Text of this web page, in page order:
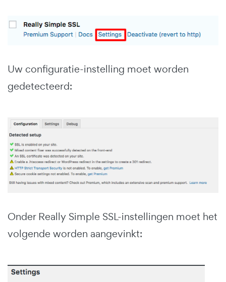
Uw configuratie-instelling moet worden
gedetecteerd:
Onder Really Simple SSL-instellingen moet het
volgende worden aangevinkt: